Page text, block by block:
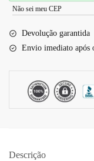
Não sei meu CEP
Devolução garantida
Envio imediato após
Descrição